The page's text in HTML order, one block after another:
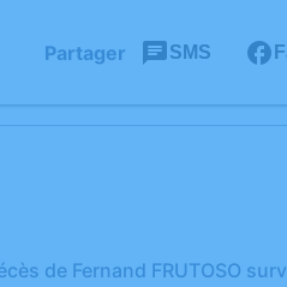
Partager SMS
de Fernand FRUTOSO